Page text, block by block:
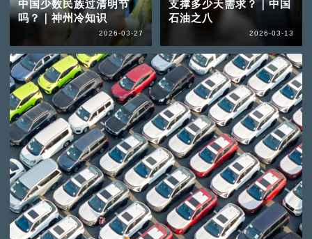
中国少数民族过清明节
吗？｜神州冷知识
2026-03-27
支撑多少天需求？｜中国
石油之八
2026-03-13